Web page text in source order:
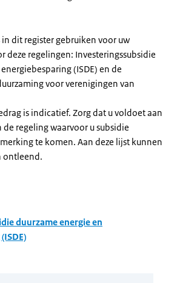
dit register gebruiken voor uw
deze regelingen: Investeringssubsidie
(ISDE) en de
voor verenigingen van
is indicatief. Zorg dat u voldoet aan
regeling waarvoor u subsidie
te komen. Aan deze lijst kunnen
ontleend.
duurzame energie en